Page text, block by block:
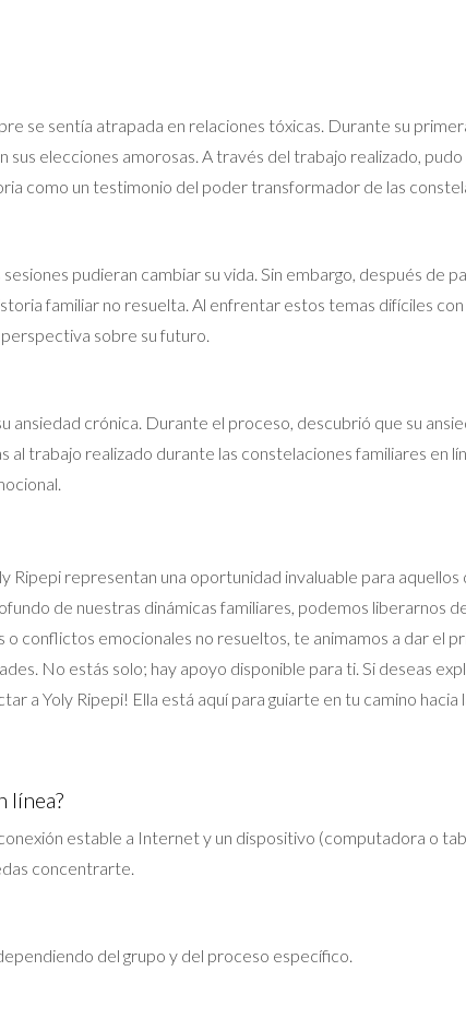
se sentía atrapada en relaciones tóxicas. Durante su
sus elecciones amorosas. A través del trabajo realizado,
como un testimonio del poder transformador de las
pudieran cambiar su vida. Sin embargo, después de
familiar no resuelta. Al enfrentar estos temas difíciles
sobre su futuro.
ansiedad crónica. Durante el proceso, descubrió que su
trabajo realizado durante las constelaciones familiares en
Ripepi representan una oportunidad invaluable para
de nuestras dinámicas familiares, podemos liberarnos
conflictos emocionales no resueltos, te animamos a dar el
No estás solo; hay apoyo disponible para ti. Si deseas
a Yoly Ripepi! Ella está aquí para guiarte en tu camino hacia
línea?
estable a Internet y un dispositivo (computadora o
concentrarte.
del grupo y del proceso específico.